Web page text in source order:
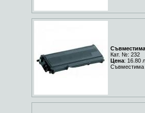
Съвместима
Кат. №: 232
Цена: 16.80
Съвместима